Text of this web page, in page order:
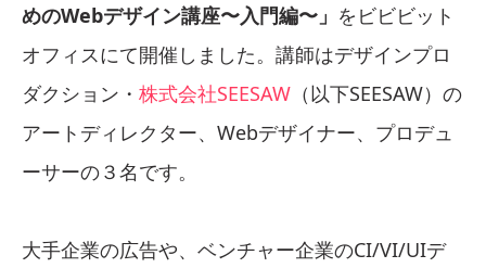
めのWebデザイン講座〜入門編〜」 をビビビット
オフィスにて開催しました。講師はデザインプロ
ダクション・ 株式会社SEESAW （以下SEESAW）の
アートディレクター、Webデザイナー、プロデュ
ーサーの３名です。
大手企業の広告や、ベンチャー企業のCI/VI/UIデ